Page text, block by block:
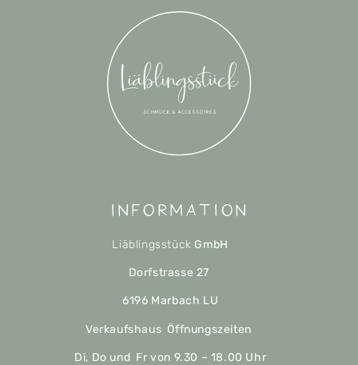
Information
Liäblingsstück GmbH
Dorfstrasse 27
6196 Marbach LU
Verkaufshaus Öffnungszeiten
Di, Do und Fr von 9.30 – 18.00 Uhr